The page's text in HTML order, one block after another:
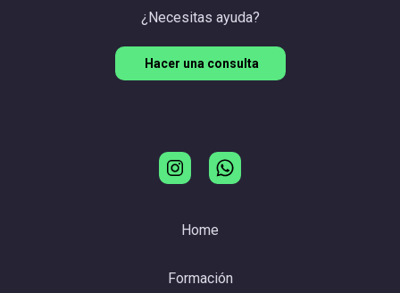
¿Necesitas ayuda?
Hacer una consulta
Home
Formación